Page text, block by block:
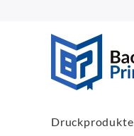
Druckprodukte